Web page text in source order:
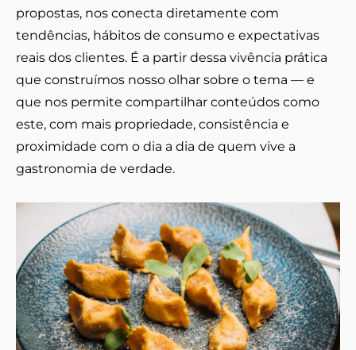
propostas, nos conecta diretamente com
tendências, hábitos de consumo e expectativas
reais dos clientes. É a partir dessa vivência prática
que construímos nosso olhar sobre o tema — e
que nos permite compartilhar conteúdos como
este, com mais propriedade, consistência e
proximidade com o dia a dia de quem vive a
gastronomia de verdade.